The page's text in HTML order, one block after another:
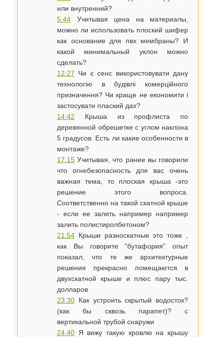
или внутренний?
5:44 Учитывая цена на материалы,
можно ли использовать плоский шифер
как основание для пвх мембраны? И
какой минимальный уклон можно
сделать?
12:27 Чи є сенс використовувати дану
технологію в будівлі комерційного
призначення? Чи краще не економити і
застосувати плаский дах?
14:42 Крыша из профлиста по
деревянной обрешетке с углом наклона
5 градусов. Есть ли какие особенности в
монтаже?
17:15 Учитывая, что ранее вы говорили
что огнебезопасность для вас очень
важная тема, то плоская крыша -это
решение этого вопроса.
Соответственно на такой скатной крыше
- если ее залить например например
залить полистиролбетоном?
21:54 Крыши разноскатные это тоже ,
как Вы говорите "бутафория" опыт
показал, что те же архитектурные
решения прекрасно помещаются в
двухскатной крыше и плюс пару тыс.
долларов
23:30 Как устроить скрытый водосток?
(как бы сквозь парапет)? с
вертикальной трубой снаружи
24:40 Я вижу такую кровлю на крышу